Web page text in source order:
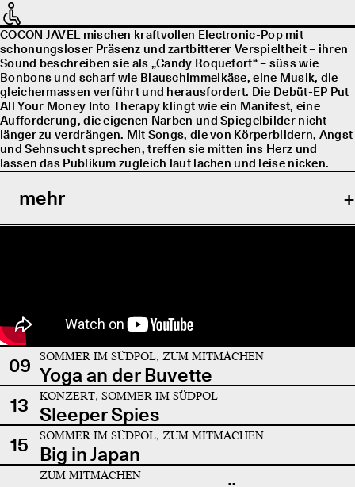
COCON JAVELmischen kraftvollen Electronic-Pop mit
schonungsloser Präsenz und zartbitterer Verspieltheit – ihren
Sound beschreiben sie als „Candy Roquefort“ – süss wie
Bonbons und scharf wie Blauschimmelkäse, eine Musik, die
gleichermassen verführt und herausfordert. Die Debüt-EP Put
All Your Money Into Therapy klingt wie ein Manifest, eine
Aufforderung, die eigenen Narben und Spiegelbilder nicht
länger zu verdrängen. Mit Songs, die von Körperbildern, Angst
und Sehnsucht sprechen, treffen sie mitten ins Herz und
lassen das Publikum zugleich laut lachen und leise nicken.
mehr
09 SOMMER IM SÜDPOL, ZUM MITMACHEN
Yoga an der Buvette
13
KONZERT, SOMMER IM SÜDPOL
Sleeper Spies
15
SOMMER IM SÜDPOL, ZUM MITMACHEN
Big in Japan
ZUM MITMACHEN